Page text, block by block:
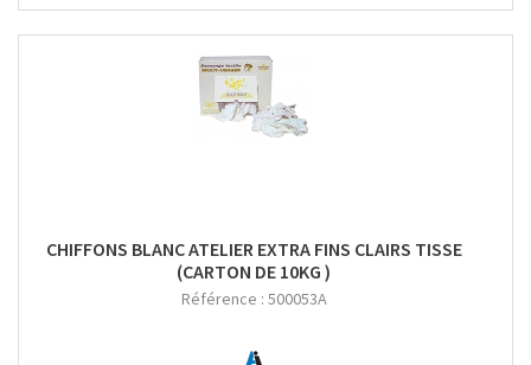
CHIFFONS BLANC ATELIER EXTRA FINS CLAIRS TISSE
(CARTON DE 10KG )
Référence : 500053A